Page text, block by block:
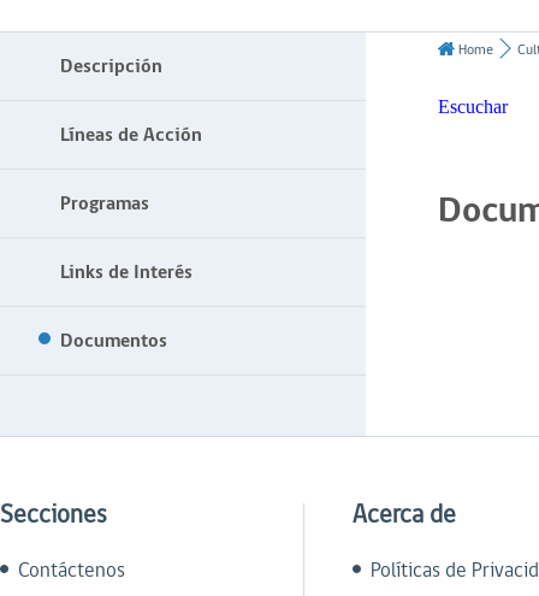
Descripción
Líneas de Acción
Programas
Links de Interés
Documentos
Home
Escuchar
Secciones
Contáctenos
Acerca de
Políticas de